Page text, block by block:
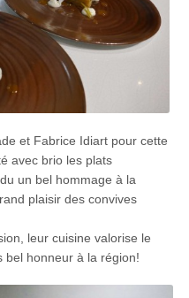
et Fabrice Idiart pour cette
avec brio les plats
un bel hommage à la
plaisir des convives
leur cuisine valorise le
bel honneur à la région!